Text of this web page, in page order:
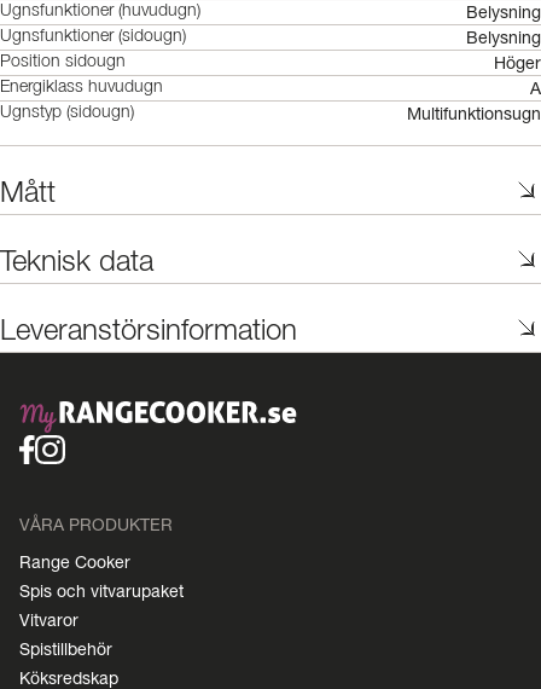
Ugnsfunktioner (huvudugn) Belysning
Ugnsfunktioner (sidougn) Belysning
Position sidougn Höger
Energiklass huvudugn A
Ugnstyp (sidougn) Multifunktionsugn
Mått
Teknisk data
Leveranstörsinformation
VÅRA PRODUKTER
Range Cooker
Spis och vitvarupaket
Vitvaror
Spistillbehör
Köksredskap